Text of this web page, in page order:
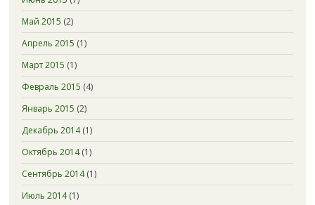
Май 2015 (2)
Апрель 2015 (1)
Март 2015 (1)
Февраль 2015 (4)
Январь 2015 (2)
Декабрь 2014(1)
Октябрь 2014(1)
Сентябрь 2014(1)
Июль 2014(1)